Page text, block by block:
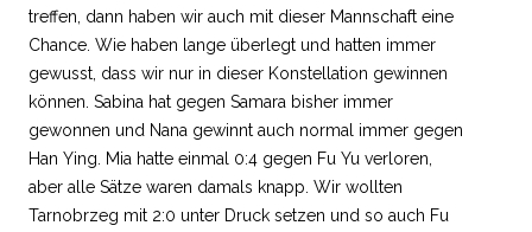
treffen, dann haben wir auch mit dieser Mannschaft eine
Chance. Wie haben lange überlegt und hatten immer
gewusst, dass wir nur in dieser Konstellation gewinnen
können. Sabina hat gegen Samara bisher immer
gewonnen und Nana gewinnt auch normal immer gegen
Han Ying. Mia hatte einmal 0:4 gegen Fu Yu verloren,
aber alle Sätze waren damals knapp. Wir wollten
Tarnobrzeg mit 2:0 unter Druck setzen und so auch Fu